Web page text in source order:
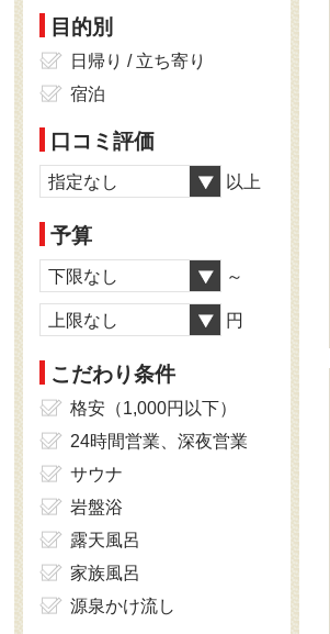
目的別
日帰り / 立ち寄り
宿泊
口コミ評価
指定なし 以上
予算
下限なし ～
上限なし 円
こだわり条件
格安（1,000円以下）
24時間営業、深夜営業
サウナ
岩盤浴
露天風呂
家族風呂
源泉かけ流し